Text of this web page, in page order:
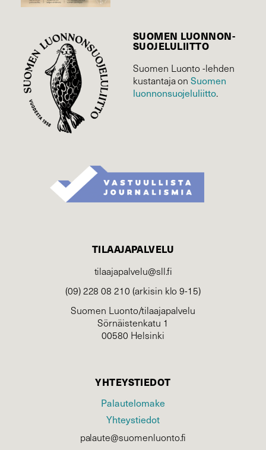
SUOMEN LUONNON­
SUOJELU­LIITTO
Suomen Luonto -lehden
kustantaja onSuomen
luonnonsuojelu­liitto.
TILAAJAPALVELU
tilaajapalvelu@sll.fi
(09) 228 08 210 (arkisin klo 9-15)
Suomen Luonto/tilaajapalvelu
Sörnäistenkatu 1
00580 Helsinki
YHTEYSTIEDOT
Palautelomake
Yhteystiedot
palaute@suomenluonto.fi